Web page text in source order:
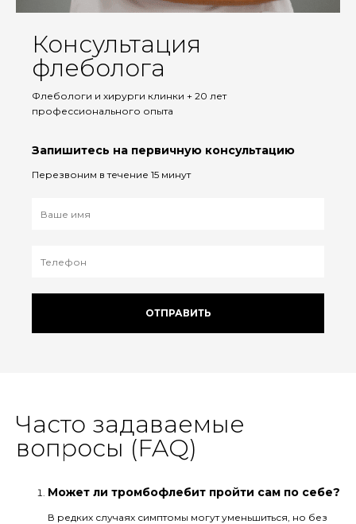
Консультация
флеболога
Флебологи и хирурги клинки + 20 лет
профессионального опыта
Запишитесь на первичную консультацию
Перезвоним в течение 15 минут
ОТПРАВИТЬ
Часто задаваемые
вопросы (FAQ)
Может ли тромбофлебит пройти сам по себе?
В редких случаях симптомы могут уменьшиться, но без